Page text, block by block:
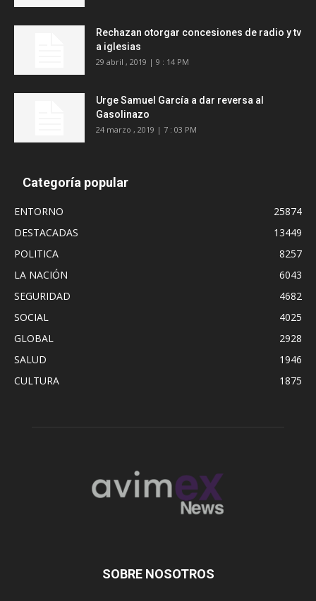
Rechazan otorgar concesiones de radio y tv
a iglesias
29 abril , 2019 | 9 : 14 PM
Urge Samuel García a dar reversa al
Gasolinazo
24 marzo , 2019 | 7 : 03 PM
Categoría popular
ENTORNO
25874
DESTACADAS
13449
POLITICA
8257
LA NACIÓN
6043
SEGURIDAD
4682
SOCIAL
4025
GLOBAL
2928
SALUD
1946
CULTURA
1875
SOBRE NOSOTROS